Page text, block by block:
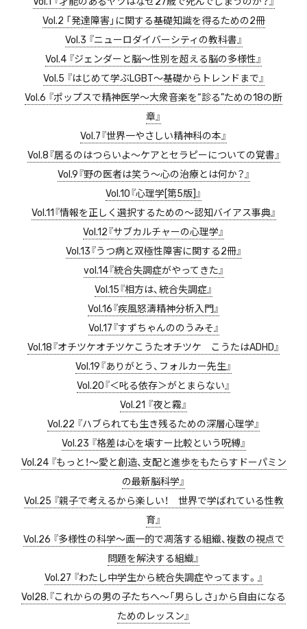
Vol.2 「発達障害」に関する基礎知識を得るための2冊
Vol.3 『ニューロダイバーシティの教科書』
Vol.4 『ジェンダーと脳〜性別を超える脳の多様性』
Vol.5 『はじめて学ぶLGBT〜基礎からトレンドまで』
Vol.6 『ポップスで精神医学〜大衆音楽を“診る”ための18の断
章』
Vol.7『世界一やさしい精神科の本』
Vol.8『居るのはつらいよ〜ケアとセラピーについての覚書』
Vol.9『野の医者は笑う〜心の治療とは何か？』
Vol.10『心理学[第5版]』
Vol.11『情報を正しく選択するための〜認知バイアス事典』
Vol.12『サブカルチャーの心理学』
Vol.13『うつ病と双極性障害に関する2冊』
vol.14『統合失調症がやってきた』
Vol.15『相方は、統合失調症』
Vol.16『疾風怒濤精神分析入門』
Vol.17『すずちゃんののうみそ』
Vol.18『オチツケオチツケこうたオチツケ こうたはADHD』
Vol.19『ありがとう、フォルカー先生』
Vol.20『＜叱る依存＞がとまらない』
Vol.21 『夜と霧』
Vol.22 『ハブられても生き残るための深層心理学』
Vol.23 『格差は心を壊すー比較という呪縛』
Vol.24 『もっと！〜愛と創造、支配と進歩をもたらすドーパミン
の最新脳科学』
Vol.25 『親子で考えるから楽しい！ 世界で学ばれている性教
育』
Vol.26 『多様性の科学〜画一的で凋落する組織、複数の視点で
問題を解決する組織』
Vol.27 『わたし中学生から統合失調症やってます。』
Vol28.『これからの男の子たちへ〜「男らしさ」から自由になる
ためのレッスン』